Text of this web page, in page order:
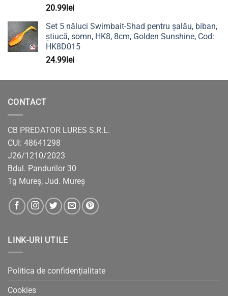
20.99lei
Set 5 năluci Swimbait-Shad pentru șalău, biban,
știucă, somn, HK8, 8cm, Golden Sunshine, Cod:
HK8D015
24.99lei
CONTACT
CB PREDATOR LURES S.R.L.
CUI: 48641298
J26/1210/2023
Bdul. Pandurilor 30
Tg Mureș, Jud. Mureș
LINK-URI UTILE
Politica de confidențialitate
Cookies